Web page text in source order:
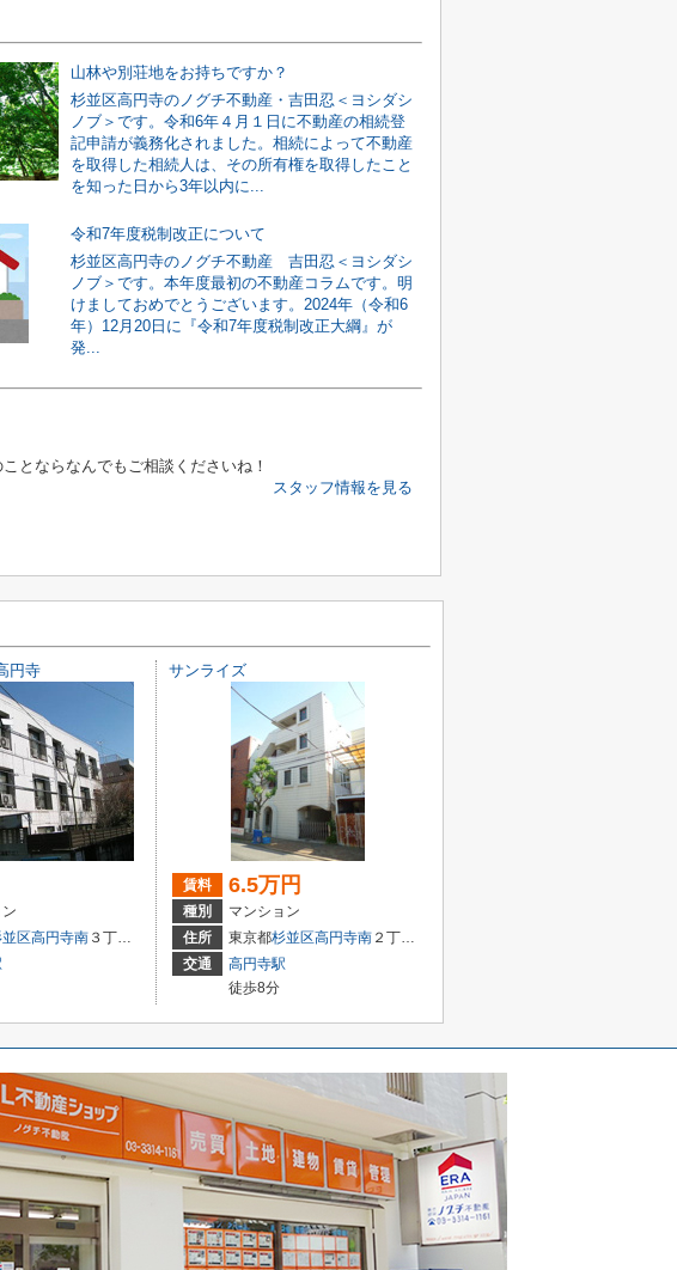
山林や別荘地をお持ちですか？
杉並区高円寺のノグチ不動産・吉田忍＜ヨシダシ
ノブ＞です。令和6年４月１日に不動産の相続登
記申請が義務化されました。相続によって不動産
を取得した相続人は、その所有権を取得したこと
を知った日から3年以内に...
令和7年度税制改正について
杉並区高円寺のノグチ不動産 吉田忍＜ヨシダシ
ノブ＞です。本年度最初の不動産コラムです。明
けましておめでとうございます。2024年（令和6
年）12月20日に『令和7年度税制改正大綱』が
発...
とならなんでもご相談くださいね！
スタッフ情報を見る
円寺
区高円寺南 ３丁目43-8
サンライズ
賃料 6.5万円
種別
マンション
住所
東京都杉並区高円寺南 ２丁目37-12
交通
高円寺駅
徒歩8分